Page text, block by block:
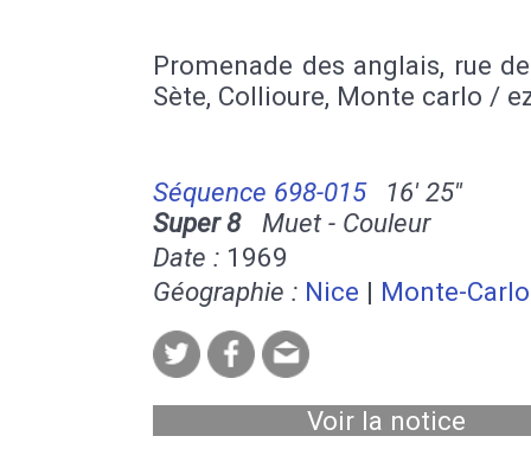
Promenade des anglais, rue
Sète, Collioure, Monte carlo /
Séquence 698-015
16' 25''
Super 8Muet - Couleur
Date : 1969
Géographie : Nice | Monte-Carlo
Voir la notice